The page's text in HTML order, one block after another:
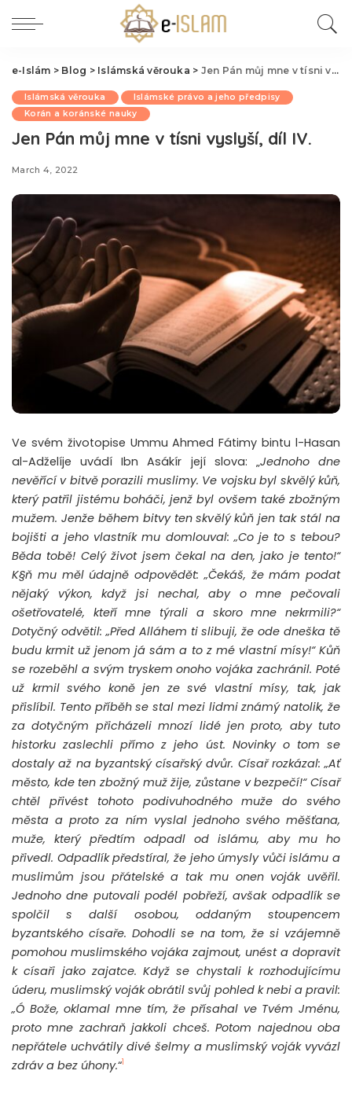
e-Islám > Blog > Islámská věrouka > Jen Pán můj mne v tísni vyslyší, díl IV.
Islámská věrouka
Islámské právo a jeho předpisy
Korán a koránské nauky
Jen Pán můj mne v tísni vyslyší, díl IV.
March 4, 2022
Ve svém životopise Ummu Ahmed Fátimy bintu l-Hasan
al-Adželíje uvádí Ibn Asákír její slova: „Jednoho dne
nevěřící v bitvě porazili muslimy. Ve vojsku byl skvělý kůň,
který patřil jistému boháči, jenž byl ovšem také zbožným
mužem. Jenže během bitvy ten skvělý kůň jen tak stál na
bojišti a jeho vlastník mu domlouval: „Co je to s tebou?
Běda tobě! Celý život jsem čekal na den, jako je tento!“
K§ň mu měl údajně odpovědět: „Čekáš, že mám podat
nějaký výkon, když jsi nechal, aby o mne pečovali
ošetřovatelé, kteří mne týrali a skoro mne nekrmili?“
Dotyčný odvětil: „Před Alláhem ti slibuji, že ode dneška tě
budu krmit už jenom já sám a to z mé vlastní mísy!“ Kůň
se rozeběhl a svým tryskem onoho vojáka zachránil. Poté
už krmil svého koně jen ze své vlastní mísy, tak, jak
přislíbil. Tento příběh se stal mezi lidmi známý natolik, že
za dotyčným přicházeli mnozí lidé jen proto, aby tuto
historku zaslechli přímo z jeho úst. Novinky o tom se
dostaly až na byzantský císařský dvůr. Císař rozkázal: „Ať
město, kde ten zbožný muž žije, zůstane v bezpečí!“ Císař
chtěl přivést tohoto podivuhodného muže do svého
města a proto za ním vyslal jednoho svého měšťana,
muže, který předtím odpadl od islámu, aby mu ho
přivedl. Odpadlík předstíral, že jeho úmysly vůči islámu a
muslimům jsou přátelské a tak mu onen voják uvěřil.
Jednoho dne putovali podél pobřeží, avšak odpadlík se
spolčil s další osobou, oddaným stoupencem
byzantského císaře. Dohodli se na tom, že si vzájemně
pomohou muslimského vojáka zajmout, unést a dopravit
k císaři jako zajatce. Když se chystali k rozhodujícímu
úderu, muslimský voják obrátil svůj pohled k nebi a pravil:
„Ó Bože, oklamal mne tím, že přísahal ve Tvém Jménu,
proto mne zachraň jakkoli chceš. Potom najednou oba
nepřátele uchvátily divé šelmy a muslimský voják vyvázl
zdráv a bez úhony.“1